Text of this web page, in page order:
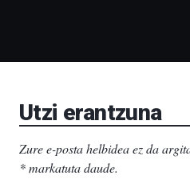
Utzi erantzuna
Zure e-posta helbidea ez da
*markatuta daude.